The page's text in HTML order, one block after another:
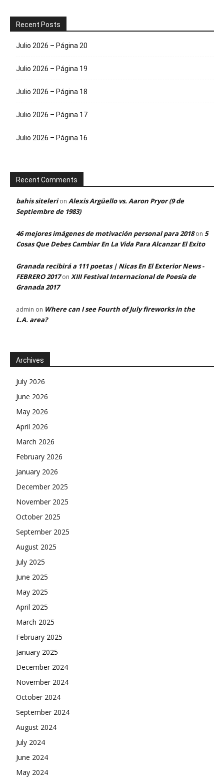
Recent Posts
Julio 2026 – Página 20
Julio 2026 – Página 19
Julio 2026 – Página 18
Julio 2026 – Página 17
Julio 2026 – Página 16
Recent Comments
bahis sitelerion Alexis Argüello vs. Aaron Pryor (9 de
Septiembre de 1983)
46 mejores imágenes de motivación personal para 2018on 5
Cosas Que Debes Cambiar En La Vida Para Alcanzar El Exito
Granada recibirá a 111 poetas | Nicas En El Exterior News -
FEBRERO 2017on XIII Festival Internacional de Poesía de
Granada 2017
admin on Where can I see Fourth of July fireworks in the
L.A. area?
Archives
July 2026
June 2026
May 2026
April 2026
March 2026
February 2026
January 2026
December 2025
November 2025
October 2025
September 2025
August 2025
July 2025
June 2025
May 2025
April 2025
March 2025
February 2025
January 2025
December 2024
November 2024
October 2024
September 2024
August 2024
July 2024
June 2024
May 2024